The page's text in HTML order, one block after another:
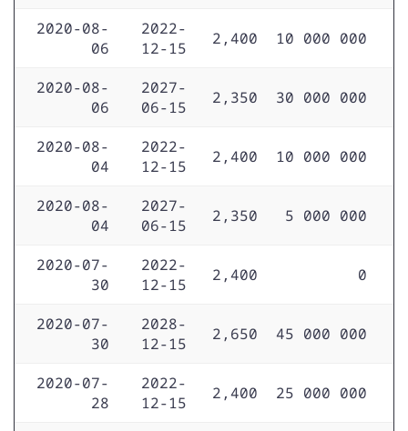
2020-08-
06
2022-
12-15
2,400 10 000 000
2020-08-
06
2027-
06-15
2,350 30 000 000
2020-08-
04
2022-
12-15
2,400 10 000 000
2020-08-
04
2027-
06-15
2,350 5 000 000
2020-07-
30
2022-
12-15
2,400 0
2020-07-
30
2028-
12-15
2,650 45 000 000
2020-07-
28
2022-
12-15
2,400 25 000 000